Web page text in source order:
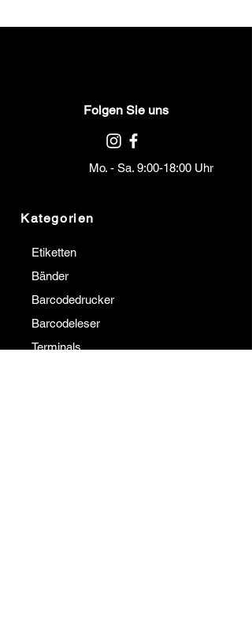
Folgen Sie uns
Mo. - Sa. 9:00-18:00 Uhr
Kategorien
Etiketten
Bänder
Barcodedrucker
Barcodeleser
Terminals